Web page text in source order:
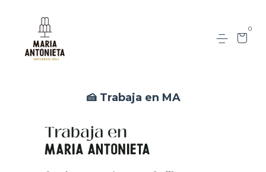
0
🍰 Trabaja en MA